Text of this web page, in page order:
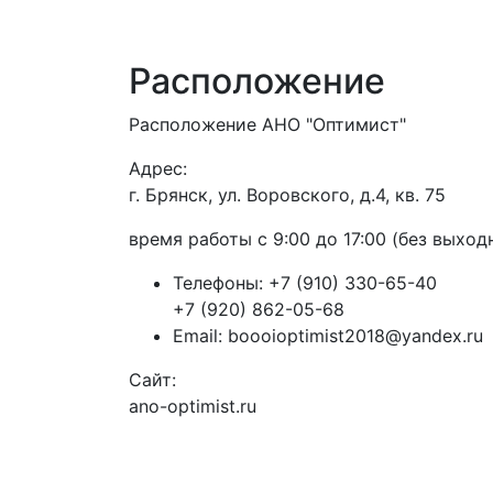
Расположение
Расположение АНО "Оптимист"
Адрес:
г. Брянск, ул. Воровского, д.4, кв. 75
время работы с 9:00 до 17:00 (без
Телефоны: +7 (910) 330-65-40
+7 (920) 862-05-68
Email: boooioptimist2018@yandex.ru
Сайт:
ano-optimist.ru